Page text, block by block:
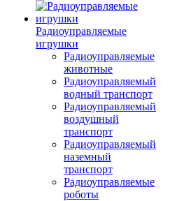
Радиоуправляемые
игрушки
Радиоуправляемые
животные
Радиоуправляемый
водный транспорт
Радиоуправляемый
воздушный
транспорт
Радиоуправляемый
наземный
транспорт
Радиоуправляемые
роботы